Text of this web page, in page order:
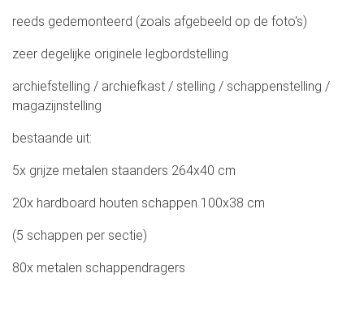
reeds gedemonteerd (zoals afgebeeld op de foto's)
zeer degelijke originele legbordstelling
archiefstelling / archiefkast / stelling / schappenstelling /
magazijnstelling
bestaande uit:
5x grijze metalen staanders 264x40 cm
20x hardboard houten schappen 100x38 cm
(5 schappen per sectie)
80x metalen schappendragers